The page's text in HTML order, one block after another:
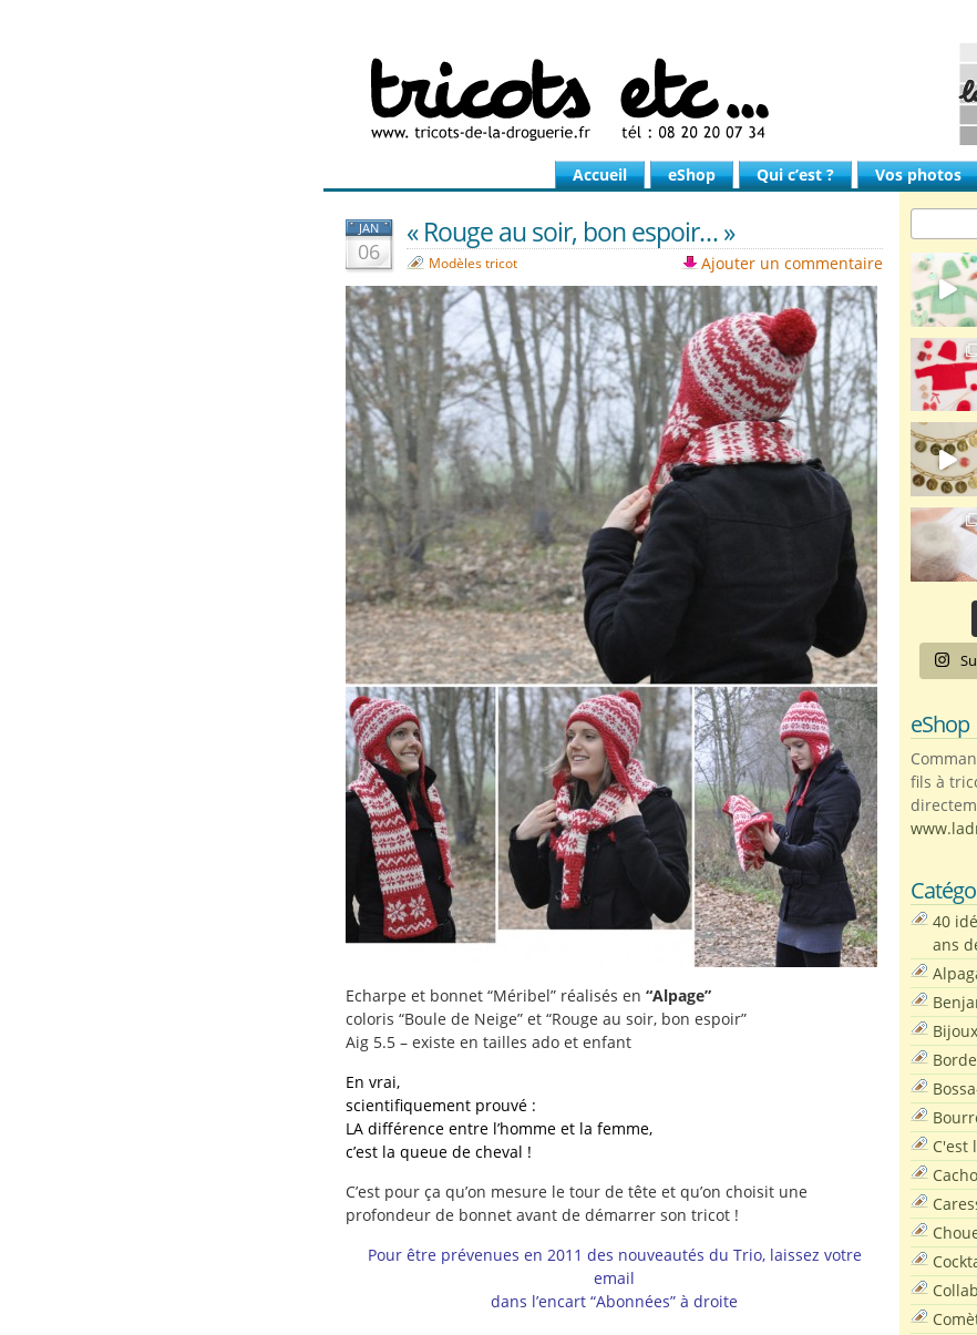
Accueil eShop Qui c’est ? Vos photos
JAN
06
« Rouge au soir, bon espoir… »
Modèles tricot Ajouter un commentaire
Echarpe et bonnet “Méribel” réalisés en “Alpage”
coloris “Boule de Neige” et “Rouge au soir, bon espoir”
Aig 5.5 – existe en tailles ado et enfant
En vrai,
scientifiquement prouvé :
LA différence entre l’homme et la femme,
c’est la queue de cheval !
C’est pour ça qu’on mesure le tour de tête et qu’on choisit une
profondeur de bonnet avant de démarrer son tricot !
Pour être prévenues en 2011 des nouveautés du Trio, laissez votre
email
dans l’encart “Abonnées” à droite
eShop
fils à
40
ans
C'est